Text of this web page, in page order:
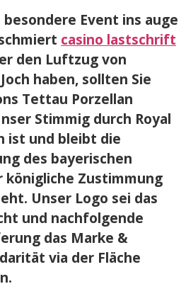
besondere Event ins auge
casino lastschrift
den Luftzug von
haben, sollten Sie
Tettau Porzellan
Stimmig durch Royal
ist und bleibt die
des bayerischen
königliche Zustimmung
Unser Logo sei das
und nachfolgende
das Marke &
via der Fläche